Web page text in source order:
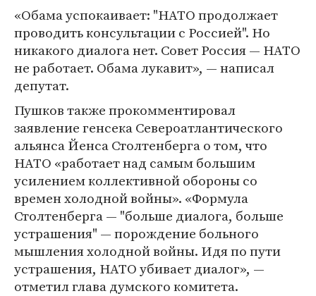
«Обама успокаивает: "НАТО продолжает
проводить консультации с Россией". Но
никакого диалога нет. Совет Россия — НАТО
не работает. Обама лукавит», — написал
депутат.
Пушков также прокомментировал
заявление генсека Североатлантического
альянса Йенса Столтенберга о том, что
НАТО «работает над самым большим
усилением коллективной обороны со
времен холодной войны». «Формула
Столтенберга — "больше диалога, больше
устрашения" — порождение больного
мышления холодной войны. Идя по пути
устрашения, НАТО убивает диалог», —
отметил глава думского комитета.